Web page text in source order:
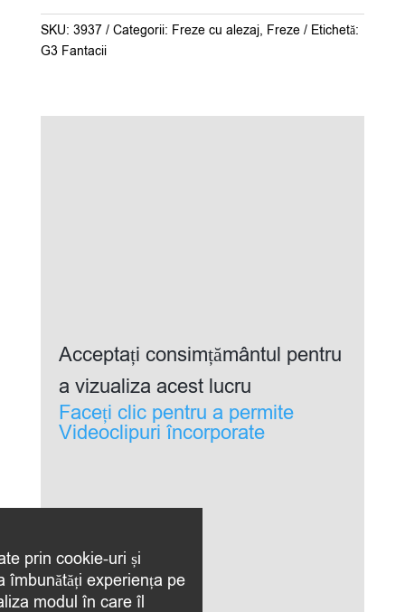
profil
contra
profil
șipcă,alezaj
SKU: 3937 Categorii: Freze cu alezaj, Freze
Etichetă:
G3 Fantacii
Acceptați consimțământul pentru
a vizualiza acest lucru
Faceți clic pentru a permite
Videoclipuri încorporate
prin cookie-uri și
îmbunătăți experiența pe
modul în care îl